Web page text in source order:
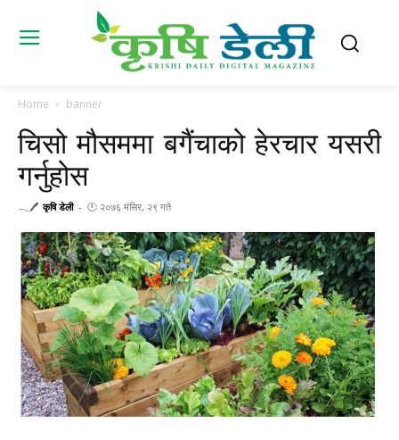
Home banner
चिसो मौसममा बगैंचाको हेरचार यसरी
गर्नुहोस
𓂃🖊 कृषि डेली - 🕚 २०७६ मंसिर, २९ गते